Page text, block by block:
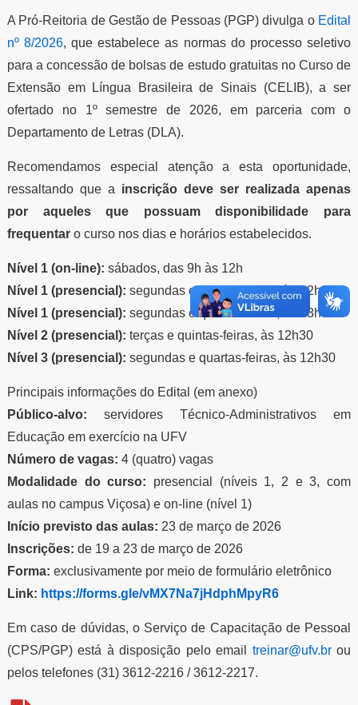
A Pró-Reitoria de Gestão de Pessoas (PGP) divulga o Edital
nº 8/2026, que estabelece as normas do processo seletivo
para a concessão de bolsas de estudo gratuitas no Curso de
Extensão em Língua Brasileira de Sinais (CELIB), a ser
ofertado no 1º semestre de 2026, em parceria com o
Departamento de Letras (DLA).
Recomendamos especial atenção a esta oportunidade,
ressaltando que a inscrição deve ser realizada apenas
por aqueles que possuam disponibilidade para
frequentaro curso nos dias e horários estabelecidos.
Nível 1 (on-line): sábados, das 9h às 12h
Nível 1 (presencial): segundas e quartas-feiras, às 12h30
Nível 1 (presencial): segundas e quartas-feiras, às 18h30
Nível 2 (presencial): terças e quintas-feiras, às 12h30
Nível 3 (presencial): segundas e quartas-feiras, às 12h30
Principais informações do Edital (em anexo)
Público-alvo: servidores Técnico-Administrativos em
Educação em exercício na UFV
Número de vagas: 4 (quatro) vagas
Modalidade do curso: presencial (níveis 1, 2 e 3, com
aulas no campus Viçosa) e on-line (nível 1)
Início previsto das aulas: 23 de março de 2026
Inscrições: de 19 a 23 de março de 2026
Forma: exclusivamente por meio de formulário eletrônico
Link: https://forms.gle/vMX7Na7jHdphMpyR6
Em caso de dúvidas, o Serviço de Capacitação de Pessoal
(CPS/PGP) está à disposição pelo email treinar@ufv.brou
pelos telefones (31) 3612-2216 / 3612-2217.